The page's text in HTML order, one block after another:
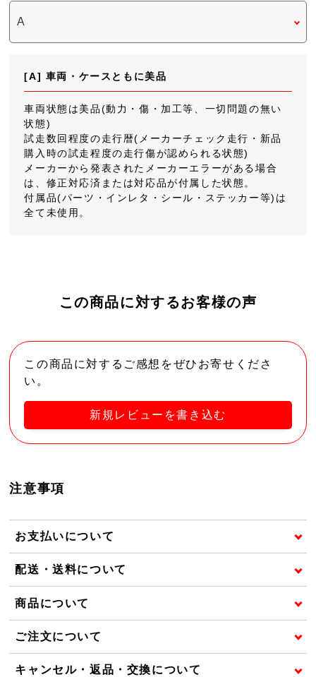
[A] 車両・ケースともに美品
車両状態は美品(動力・傷・加工等、一切問題の無い
状態)
試走数回程度の走行暦(メーカーチェック走行・新品
購入時の試走程度の走行傷が認められる状態)
メーカーから発表されたメーカーエラーがある場合
は、修正対応済または対応品が付属した状態。
付属品(パーツ・インレタ・シール・ステッカー等)は
全て未使用。
この商品に対するお客様の声
この商品に対するご感想をぜひお寄せくださ
い。
新規レビューを書き込む
注意事項
お支払いについて
配送・送料について
商品について
ご注文について
キャンセル・返品・交換について